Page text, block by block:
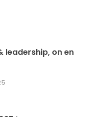
leadership, on en